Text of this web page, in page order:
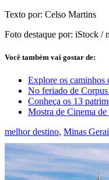
Texto por: Celso Martins
Foto destaque por: iStock /
Você também vai gostar de:
Explore os caminhos
No feriado de
Conheça os 13
Mostra de Cinema
melhor destino, Minas